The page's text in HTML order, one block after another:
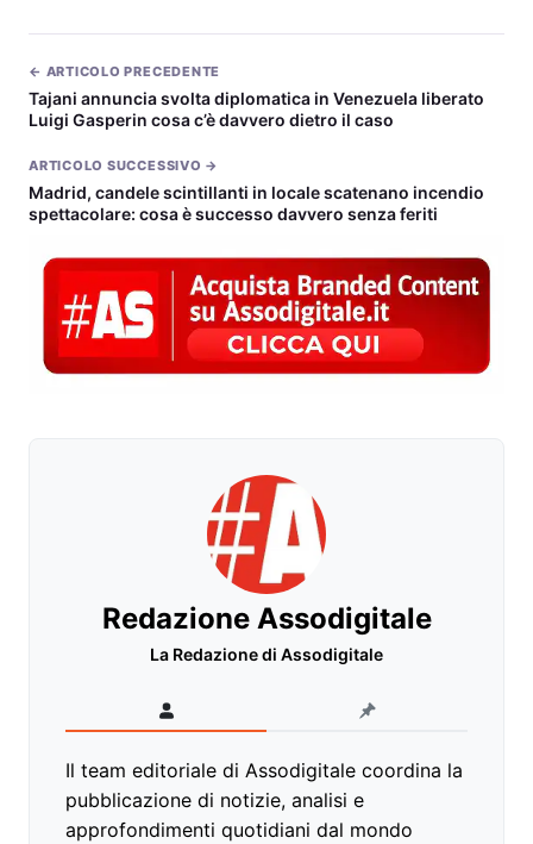
← ARTICOLO PRECEDENTE
Tajani annuncia svolta diplomatica in Venezuela liberato
Luigi Gasperin cosa c’è davvero dietro il caso
ARTICOLO SUCCESSIVO →
Madrid, candele scintillanti in locale scatenano incendio
spettacolare: cosa è successo davvero senza feriti
Redazione Assodigitale
La Redazione di Assodigitale
Il team editoriale di Assodigitale coordina la
pubblicazione di notizie, analisi e
approfondimenti quotidiani dal mondo